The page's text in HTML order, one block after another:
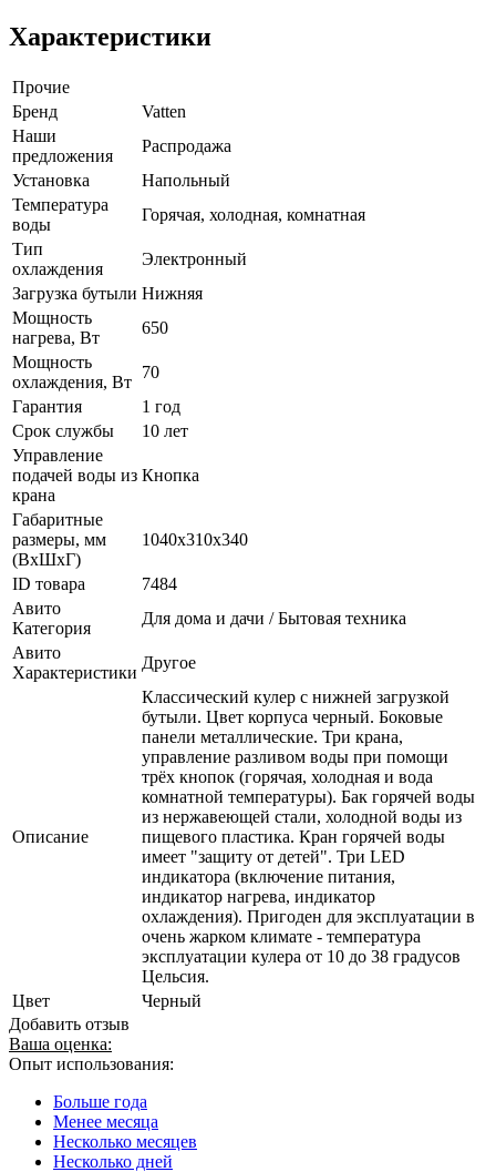
Характеристики
Прочие
Бренд
Vatten
Наши
предложения
Распродажа
Установка
Напольный
Температура
воды
Горячая, холодная, комнатная
Тип
охлаждения
Электронный
Загрузка бутыли Нижняя
Мощность
нагрева, Вт
650
Мощность
охлаждения, Вт
70
Гарантия
1 год
Срок службы
10 лет
Управление
подачей воды из
крана
Кнопка
Габаритные
размеры, мм
(ВxШxГ)
1040x310x340
ID товара
7484
Авито
Категория
Для дома и дачи / Бытовая техника
Авито
Характеристики
Другое
Описание
Классический кулер с нижней загрузкой
бутыли. Цвет корпуса черный. Боковые
панели металлические. Три крана,
управление разливом воды при помощи
трёх кнопок (горячая, холодная и вода
комнатной температуры). Бак горячей воды
из нержавеющей стали, холодной воды из
пищевого пластика. Кран горячей воды
имеет "защиту от детей". Три LED
индикатора (включение питания,
индикатор нагрева, индикатор
охлаждения). Пригоден для эксплуатации в
очень жарком климате - температура
эксплуатации кулера от 10 до 38 градусов
Цельсия.
Цвет
Черный
Добавить отзыв
Ваша оценка:
Опыт использования:
Больше года
Менее месяца
Несколько месяцев
Несколько дней